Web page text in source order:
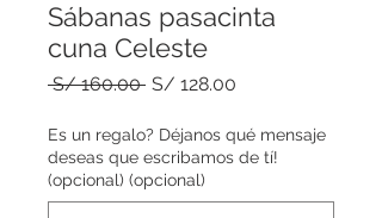
Sábanas pasacinta
cuna Celeste
S/ 160.00 Precio
S/ 128.00
oferta
Es un regalo? Déjanos qué mensaje
deseas que escribamos de tí!
(opcional) (opcional)